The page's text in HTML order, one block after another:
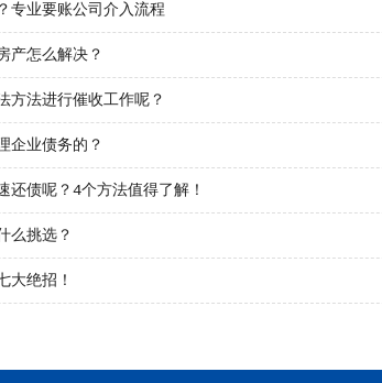
专业要账公司介入流程
产怎么解决？
方法进行催收工作呢？
企业债务的？
还债呢？4个方法值得了解！
么挑选？
大绝招！